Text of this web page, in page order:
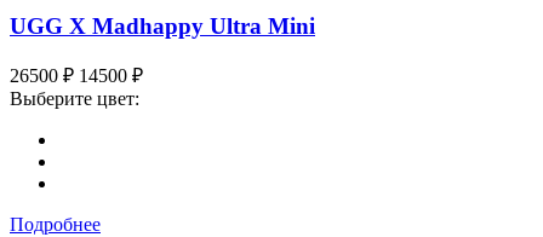
UGG X Madhappy Ultra Mini
26500 ₽ 14500 ₽
Выберите цвет:
Подробнее